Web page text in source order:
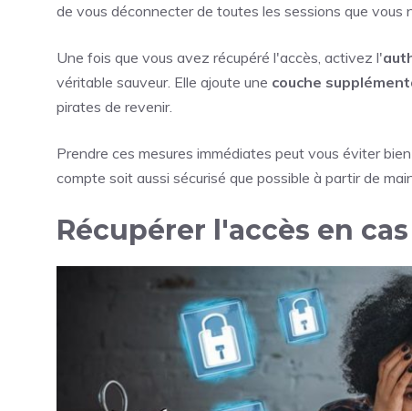
de vous déconnecter de toutes les sessions que vous
Une fois que vous avez récupéré l'accès, activez l'
véritable sauveur. Elle ajoute une couche
pirates de revenir.
Prendre ces mesures immédiates peut vous éviter
compte soit aussi sécurisé que possible à partir de
Récupérer l'accès en